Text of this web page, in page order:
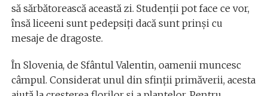
să sărbătorească această zi. Studenții pot face ce vor,
însă liceeni sunt pedepsiți dacă sunt prinși cu
mesaje de dragoste.
În Slovenia, de Sfântul Valentin, oamenii muncesc
câmpul. Considerat unul din sfinții primăverii, acesta